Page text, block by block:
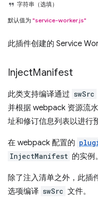
字符串（选填）
默认值为 "service-worker.js"
此插件创建的 Service
InjectManifest
此类支持编译通过 swSrc
并根据 webpack 资源流
址和修订信息列表以进行
在 webpack 配置的
InjectManifest 的实例。
除了注入清单之外，此插
选项编译 swSrc 文件。